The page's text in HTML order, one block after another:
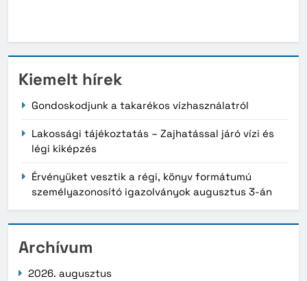
Kiemelt hírek
Gondoskodjunk a takarékos vízhasználatról
Lakossági tájékoztatás – Zajhatással járó vízi és
légi kiképzés
Érvényüket vesztik a régi, könyv formátumú
személyazonosító igazolványok augusztus 3-án
Archívum
2026. augusztus